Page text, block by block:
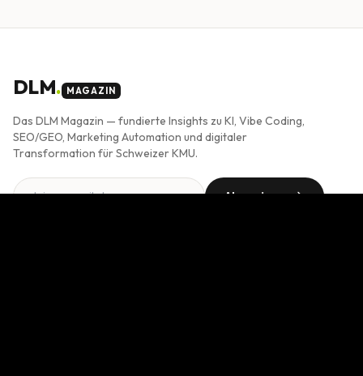
DLM. MAGAZIN
Das DLM Magazin — fundierte Insights zu KI, Vibe Coding,
SEO/GEO, Marketing Automation und digitaler
Transformation für Schweizer KMU.
Abonnieren